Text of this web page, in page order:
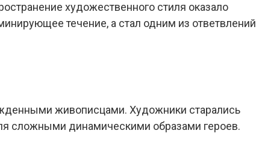
художественного стиля оказало
течение, а стал одним из ответвлений
живописцами. Художники старались
сложными динамическими образами героев.